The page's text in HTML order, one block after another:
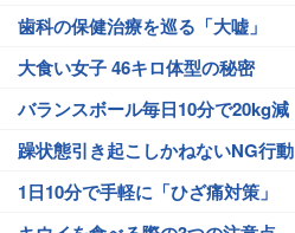
歯科の保健治療を巡る「大嘘」
大食い女子 46キロ体型の秘密
バランスボール毎日10分で20kg減
躁状態引き起こしかねないNG行動
1日10分で手軽に「ひざ痛対策」